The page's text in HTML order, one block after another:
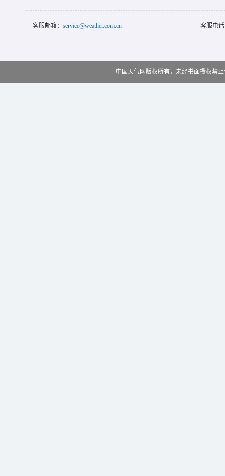
客服邮箱： service@weather.com.cn 客服电
中国天气网版权所有，未经书面授权